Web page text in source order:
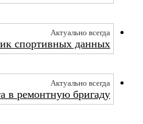
Актуально всегда
спортивных данных
Актуально всегда
в ремонтную бригаду